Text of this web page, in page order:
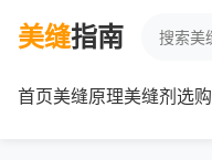
美缝指南
首页美缝原理美缝剂选购